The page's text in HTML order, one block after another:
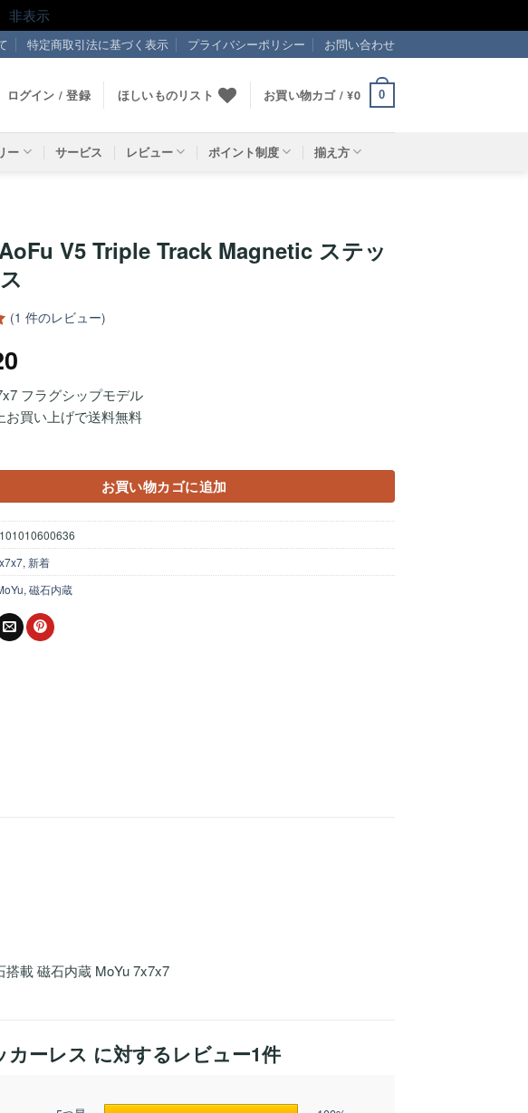
非表示
特定商取引法に基づく表示 プライバシーポリシー お問い合わせ
ログイン / 登録 ほしいものリスト お買い物カゴ /¥0 0
ー サービス レビュー ポイント制度 揃え方
V5 Triple Track Magnetic ステッ
(1 件のレビュー)
フラグシップモデル
お買い上げで送料無料
お買い物カゴに追加
, 新着
, 磁石内蔵
搭載 磁石内蔵 MoYu 7x7x7
ーレス に対するレビュー1件